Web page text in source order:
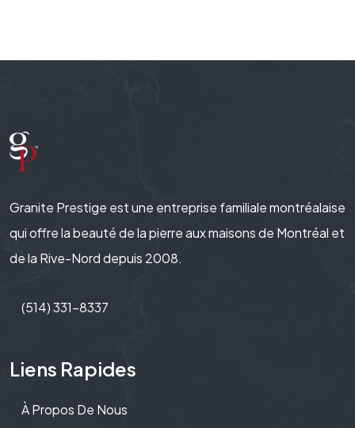
Granite Prestige est une entreprise familiale montréalaise
qui offre la beauté de la pierre aux maisons de Montréal et
de la Rive-Nord depuis 2008.
(514) 331-8337
Liens Rapides
À Propos De Nous